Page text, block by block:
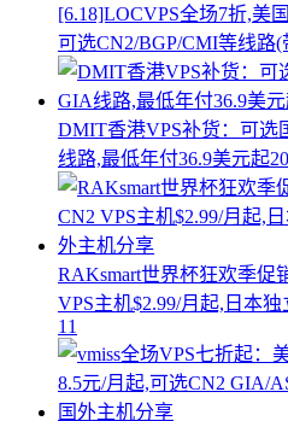
[6.18]LOCVPS全场7折,美
可选CN2/BGP/CMI等线路(
DMIT香港VPS补货：可选
线路,最低年付36.9美元起
RAKsmart世界杯狂欢季促
VPS主机$2.99/月起,日本
11